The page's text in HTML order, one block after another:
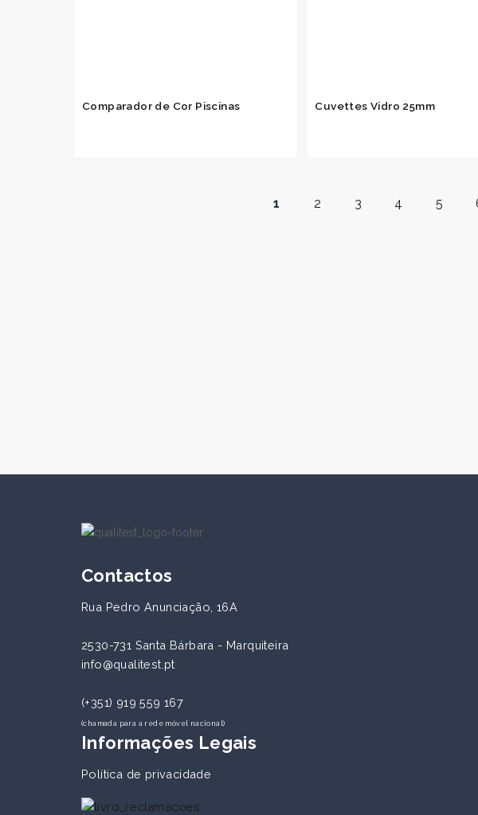
Comparador de Cor Piscinas Cuvettes Vidro 25mm
1 2 3 4 5
Contactos
Rua Pedro Anunciação, 16A
2530-731 Santa Bárbara - Marquiteira
info@qualitest.pt
(+351) 919 559 167
(chamada para a rede móvel nacional)
Informações Legais
Política de privacidade